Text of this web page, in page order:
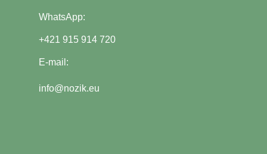
WhatsApp:
+421 915 914 720
E-mail:
info@nozik.eu